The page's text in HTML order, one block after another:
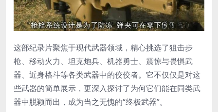
这部纪录片聚焦于现代武器领域，精心挑选了狙击步
枪、移动火力、坦克炮兵、机器勇士、震惊与畏惧武
器、近身格斗等各类武器中的佼佼者。它不仅仅是对这
些武器的简单展示，更深入探讨了为何它们能在同类武
器中脱颖而出，成为当之无愧的“终极武器”。